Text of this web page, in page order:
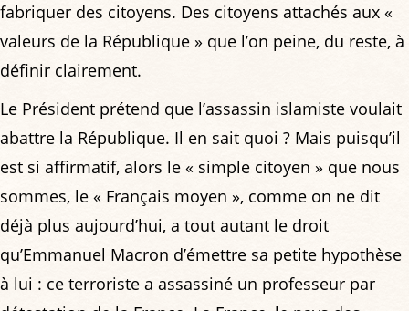
fabriquer des citoyens. Des citoyens attachés aux «
valeurs de la République » que l’on peine, du reste, à
définir clairement.
Le Président prétend que l’assassin islamiste voulait
abattre la République. Il en sait quoi ? Mais puisqu’il
est si affirmatif, alors le « simple citoyen » que nous
sommes, le « Français moyen », comme on ne dit
déjà plus aujourd’hui, a tout autant le droit
qu’Emmanuel Macron d’émettre sa petite hypothèse
à lui : ce terroriste a assassiné un professeur par